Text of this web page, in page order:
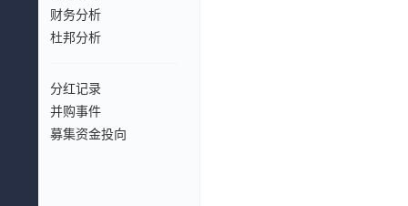
财务分析
杜邦分析
分红记录
并购事件
募集资金投向